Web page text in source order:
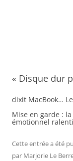
« Disque dur
dixit MacBook…
Mise en garde :
émotionnel
Cette entrée a été
par Marjorie Le